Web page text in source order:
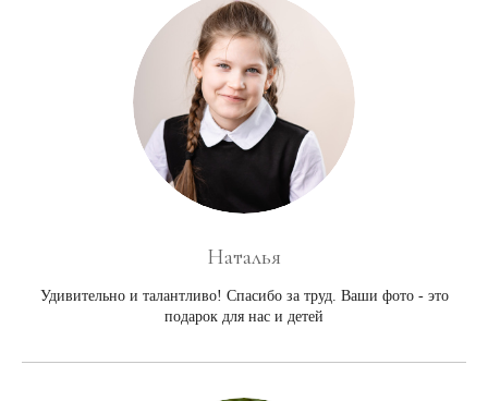
Наталья
Удивительно и талантливо! Спасибо за труд. Ваши фото - это
подарок для нас и детей